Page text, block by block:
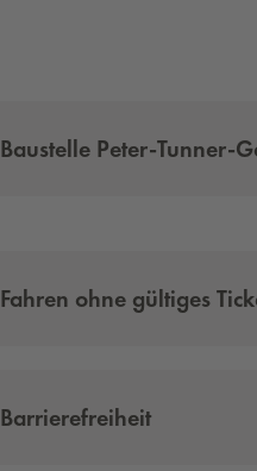
Baustelle Peter-Tunner-
Fahren ohne gültiges
Barrierefreiheit